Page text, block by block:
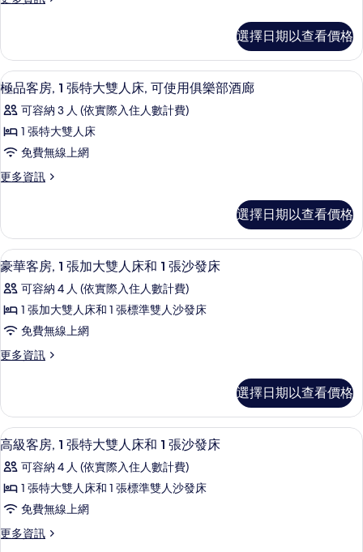
單
床
的
所
有
相
片
客
房,
2
單
人
的
詳
情
選擇日期以查看價格
顯
示
極
品
房,
張
特
大
雙
人
床,
可
俱
樂
部
酒
廊
的
所
羽絨被、迷你吧、客房內保險箱、書桌
7
極品客房, 1 張特大雙人床, 可使用俱樂部酒廊
可容納 3 人 (依實際入住人數計費)
1 張特大雙人床
免費無線上網
更多資訊
更
客
房,
1
特
大
人
床,
可
俱
部
酒
廊
的
詳
情
選擇日期以查看價格
顯
示
豪
華
房,
張
加
大
雙
人
床
和
羽絨被、迷你吧、客房內保險箱、書桌
6
豪華客房, 1 張加大雙人床和 1 張沙發床
可容納 4 人 (依實際入住人數計費)
1 張加大雙人床和 1 張標準雙人沙發床
免費無線上網
更多資訊
更
客
房,
1
加
大
人
床
和
選擇日期以查看價格
顯
示
高
級
房,
高級客房, 1 張特大雙人床和 1 張沙發
6
高級客房, 1 張特大雙人床和 1 張沙發床
可容納 4 人 (依實際入住人數計費)
1 張特大雙人床和 1 張標準雙人沙發床
免費無線上網
更多資訊
更